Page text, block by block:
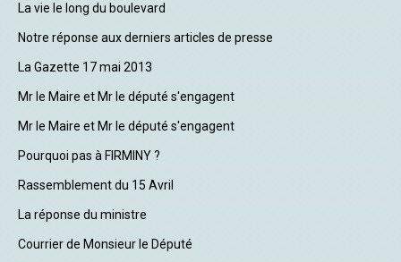
La vie le long du boulevard
Notre réponse aux derniers articles de presse
La Gazette 17 mai 2013
Mr le Maire et Mr le député s'engagent
Mr le Maire et Mr le député s'engagent
Pourquoi pas à FIRMINY ?
Rassemblement du 15 Avril
La réponse du ministre
Courrier de Monsieur le Député